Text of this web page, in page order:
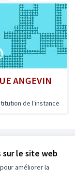
le site web
améliorer la
ANGEVIN
de l'instance